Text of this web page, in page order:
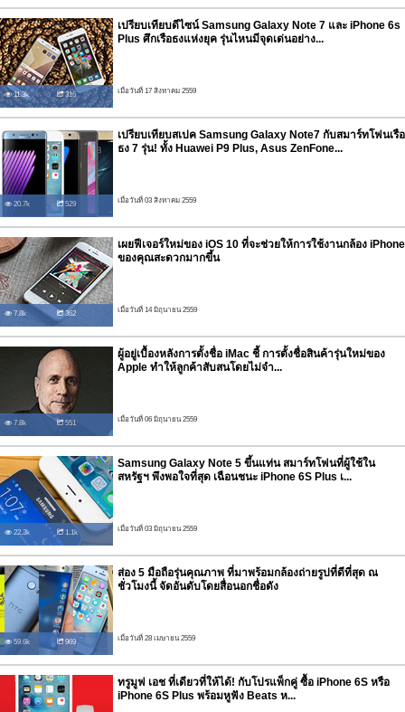
11.3k 316
เปรียบเทียบดีไซน์ Samsung Galaxy Note 7 และ iPhone 6s
Plus ศึกเรือธงแห่งยุค รุ่นไหนมีจุดเด่นอย่าง...
เมื่อวันที่ 17 สิงหาคม 2559
20.7k 529
เปรียบเทียบสเปค Samsung Galaxy Note7 กับสมาร์ทโฟนเรือ
ธง 7 รุ่น! ทั้ง Huawei P9 Plus, Asus ZenFone...
เมื่อวันที่ 03 สิงหาคม 2559
7.8k 362
เผยฟีเจอร์ใหม่ของ iOS 10 ที่จะช่วยให้การใช้งานกล้อง iPhone
ของคุณสะดวกมากขึ้น
เมื่อวันที่ 14 มิถุนายน 2559
7.8k 551
ผู้อยู่เบื้องหลังการตั้งชื่อ iMac ชี้ การตั้งชื่อสินค้ารุ่นใหม่ของ
Apple ทำให้ลูกค้าสับสนโดยไม่จำ...
เมื่อวันที่ 06 มิถุนายน 2559
22.3k 1.1k
Samsung Galaxy Note 5 ขึ้นแท่น สมาร์ทโฟนที่ผู้ใช้ใน
สหรัฐฯ พึงพอใจที่สุด เฉือนชนะ iPhone 6S Plus เ...
เมื่อวันที่ 03 มิถุนายน 2559
59.6k 969
ส่อง 5 มือถือรุ่นคุณภาพ ที่มาพร้อมกล้องถ่ายรูปที่ดีที่สุด ณ
ชั่วโมงนี้ จัดอันดับโดยสื่อนอกชื่อดัง
เมื่อวันที่ 28 เมษายน 2559
ทรูมูฟ เอช ที่เดียวที่ให้ได้! กับโปรแพ็กคู่ ซื้อ iPhone 6S หรือ
iPhone 6S Plus พร้อมหูฟัง Beats ห...